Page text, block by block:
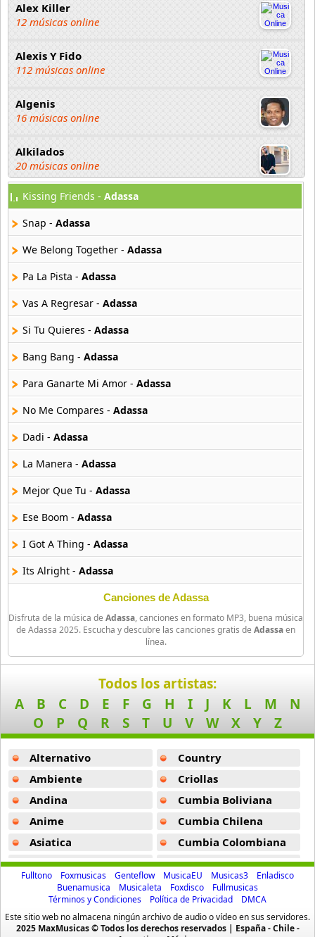
Alex Killer
12 músicas online
Alexis Y Fido
112 músicas online
Algenis
16 músicas online
Alkilados
20 músicas online
Andy Boy
42 músicas online
Angel Olmos
9 músicas online
20 músicas online
Anton La Voz De Oro
10 músicas online
Anuel Aa
257 músicas online
Arcangel
416 músicas online
Arcangel Y De La Ghetto
101 músicas online
Arthur
4 músicas online
Asesino
Aspirante
Audio El Sonido Musikal
3 músicas online
Babilonia
Baby Karen
17 músicas online
Baby Ranks
16 músicas online
Baby Rasta
21 músicas online
Kissing Friends - Adassa
Snap - Adassa
We Belong Together - Adassa
Pa La Pista - Adassa
Vas A Regresar - Adassa
Si Tu Quieres - Adassa
Bang Bang - Adassa
Para Ganarte Mi Amor - Adassa
No Me Compares - Adassa
Dadi - Adassa
La Manera - Adassa
Mejor Que Tu - Adassa
Ese Boom - Adassa
I Got A Thing - Adassa
Its Alright - Adassa
Ya No Soy Tu Mujer -Adassa
De Tra -Adassa
Adassa
Kamasutra -Adassa
Without You -Adassa
Sueltate -Adassa
Tu -Adassa
A Lil Freaky -
Dejare De Quererte -Adassa
Perder El Control -
Adassa
You Got Me -Adassa
Canciones de Adassa
Disfruta de la música de Adassa, canciones en formato MP3, buena música
de Adassa 2025. Escucha y descubre las canciones gratis de Adassaen
línea.
Todos los artistas:
A
B C D E F G H I J K L M
N
O
P Q R S T U V W X Y Z
Alternativo
Ambiente
Andina
Anime
Asiatica
Atevip
Bachatas
Baladas
Baladas De Oro
Country
Criollas
Cumbia Boliviana
Cumbia Chilena
Cumbia Colombiana
Cumbia Ecuatoriana
Cumbia Mexicana
Cumbia Pop
Cumbia Surena
Fulltono Foxmusicas Genteflow MusicaEU Musicas3
Enladisco
Buenamusica
Musicaleta Foxdisco
Fullmusicas
Términos y Condiciones
Política de Privacidad
DMCA
Este sitio web no almacena ningún archivo de audio o vídeo en sus servidores.
2025 MaxMusicas © Todos los derechos reservados | España - Chile -